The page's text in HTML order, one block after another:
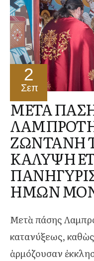
2
Σεπ
ΜΕΤΑ
ΖΩΝΤΑΝΗ
ΚΑΛΥΨΗ
ΗΜΩΝ
Μετὰ πάσης
κατανύξεως, καθὼς
ἁρμόζουσαν